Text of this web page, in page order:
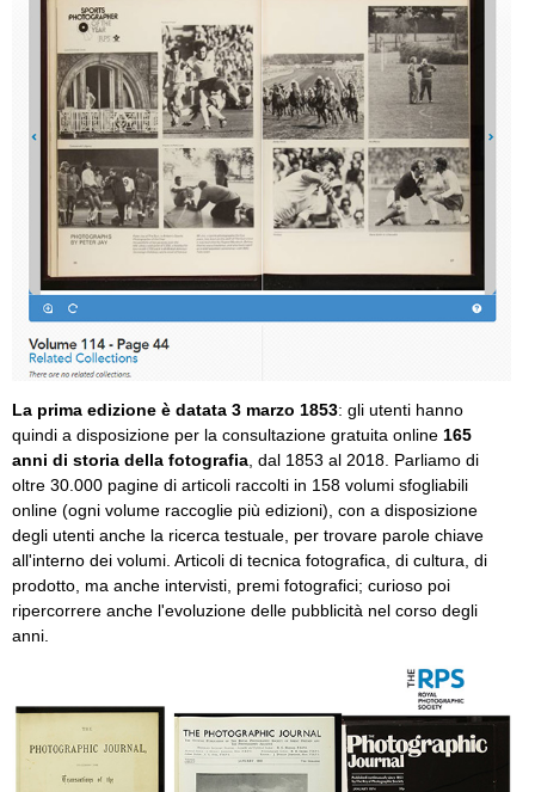
La prima edizione è datata 3 marzo 1853: gli utenti hanno
quindi a disposizione per la consultazione gratuita online 165
anni di storia della fotografia , dal 1853 al 2018. Parliamo di
oltre 30.000 pagine di articoli raccolti in 158 volumi sfogliabili
online (ogni volume raccoglie più edizioni), con a disposizione
degli utenti anche la ricerca testuale, per trovare parole chiave
all'interno dei volumi. Articoli di tecnica fotografica, di cultura, di
prodotto, ma anche intervisti, premi fotografici; curioso poi
ripercorrere anche l'evoluzione delle pubblicità nel corso degli
anni.